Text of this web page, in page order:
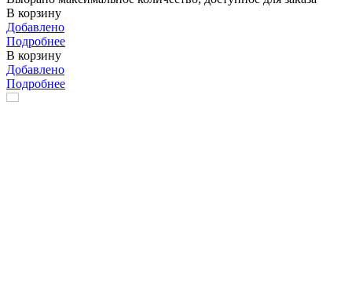
В корзину
Добавлено
Подробнее
В корзину
Добавлено
Подробнее